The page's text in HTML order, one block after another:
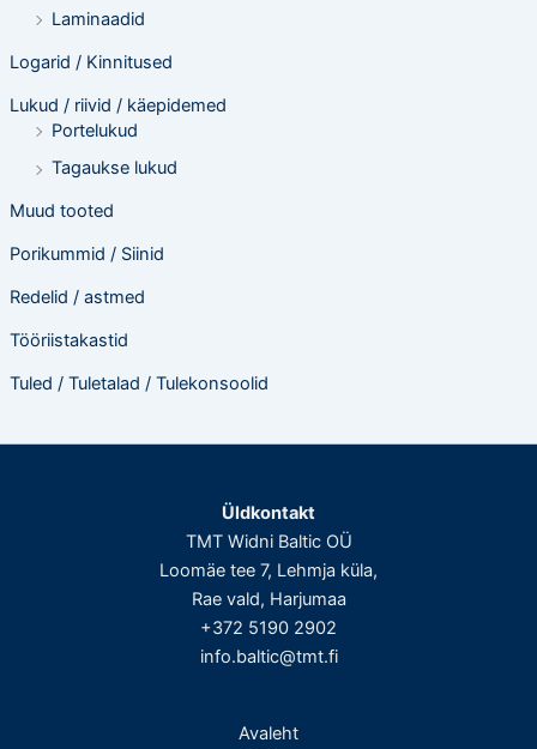
Laminaadid
Logarid / Kinnitused
Lukud / riivid / käepidemed
Portelukud
Tagaukse lukud
Muud tooted
Porikummid / Siinid
Redelid / astmed
Tööriistakastid
Tuled / Tuletalad / Tulekonsoolid
Üldkontakt
TMT Widni Baltic OÜ
Loomäe tee 7, Lehmja küla,
Rae vald, Harjumaa
+372 5190 2902
info.baltic@tmt.fi
Avaleht